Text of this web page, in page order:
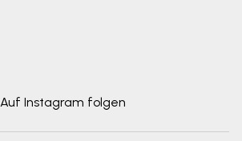
Auf Instagram folgen